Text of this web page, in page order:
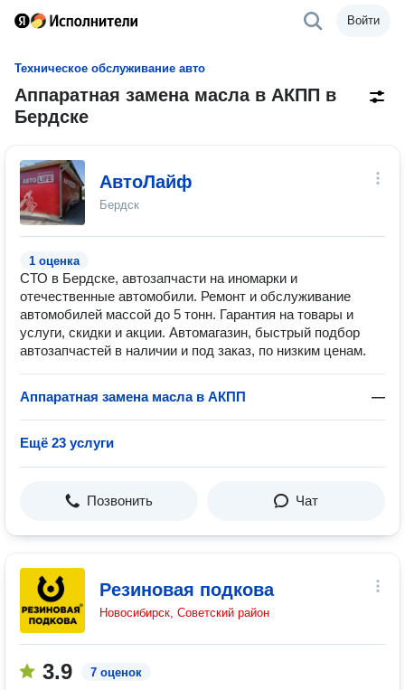
Войти
Техническое обслуживание авто
Аппаратная замена масла в АКПП в
Бердске
АвтоЛайф
Бердск
1 оценка
СТО в Бердске, автозапчасти на иномарки и
отечественные автомобили. Ремонт и обслуживание
автомобилей массой до 5 тонн. Гарантия на товары и
услуги, скидки и акции. Автомагазин, быстрый подбор
автозапчастей в наличии и под заказ, по низким ценам.
Аппаратная замена масла в АКПП —
Ещё 23 услуги
Позвонить Чат
Резиновая подкова
Новосибирск, Советский район
3.9 7 оценок